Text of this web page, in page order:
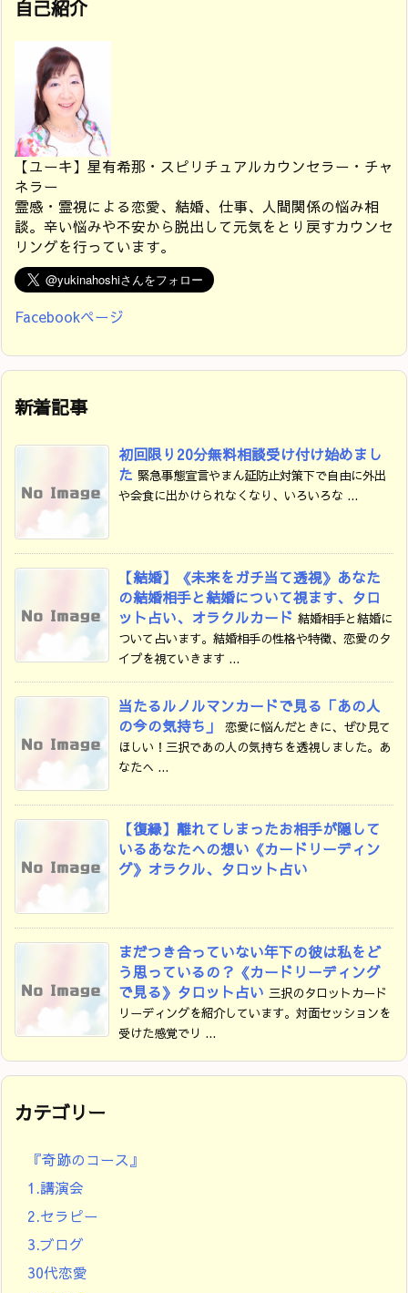
自己紹介
【ユーキ】星有希那・スピリチュアルカウンセラー・チャ
ネラー
霊感・霊視による恋愛、結婚、仕事、人間関係の悩み相
談。辛い悩みや不安から脱出して元気をとり戻すカウンセ
リングを行っています。
Facebookページ
新着記事
初回限り20分無料相談受け付け始めまし
た 緊急事態宣言やまん延防止対策下で自由に外出
や会食に出かけられなくなり、いろいろな ...
【結婚】《未来をガチ当て透視》あなた
の結婚相手と結婚について視ます、タロ
ット占い、オラクルカード 結婚相手と結婚に
ついて占います。結婚相手の性格や特徴、恋愛のタ
イプを視ていきます ...
当たるルノルマンカードで見る「あの人
の今の気持ち」
恋愛に悩んだときに、ぜひ見て
ほしい！三択であの人の気持ちを透視しました。あ
なたへ ...
【復縁】離れてしまったお相手が隠して
いるあなたへの想い《カードリーディン
グ》オラクル、タロット占い
まだつき合っていない年下の彼は私をど
う思っているの？《カードリーディング
で見る》タロット占い 三択のタロットカード
リーディングを紹介しています。対面セッションを
受けた感覚でリ ...
カテゴリー
『奇跡のコース』
1.講演会
2.セラピー
3.ブログ
30代恋愛